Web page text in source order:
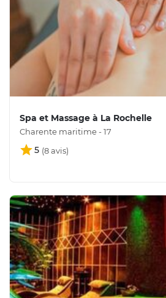
Spa et Massage à La Rochelle
Charente maritime - 17
5